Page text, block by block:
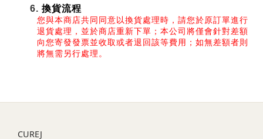
換貨流程
您與本商店共同同意以換貨處理時，請您於原訂單進行
退貨處理，並於商店重新下單；本公司將僅會針對差額
向您寄發發票並收取或者退回該等費用；如無差額者則
將無需另行處理。
CUREJ